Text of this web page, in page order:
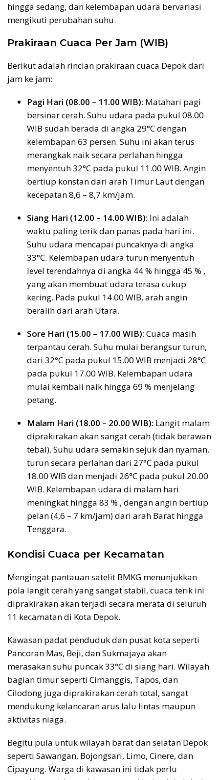
hingga sedang, dan kelembapan udara bervariasi
mengikuti perubahan suhu.
Prakiraan Cuaca Per Jam (WIB)
Berikut adalah rincian prakiraan cuaca Depok dari
jam ke jam:
Pagi Hari (08.00 – 11.00 WIB): Matahari pagi
bersinar cerah. Suhu udara pada pukul 08.00
WIB sudah berada di angka 29°C dengan
kelembapan 63 persen. Suhu ini akan terus
merangkak naik secara perlahan hingga
menyentuh 32°C pada pukul 11.00 WIB. Angin
bertiup konstan dari arah Timur Laut dengan
kecepatan 8,6 – 8,7 km/jam.
Siang Hari (12.00 – 14.00 WIB): Ini adalah
waktu paling terik dan panas pada hari ini.
Suhu udara mencapai puncaknya di angka
33°C. Kelembapan udara turun menyentuh
level terendahnya di angka 44 % hingga 45 % ,
yang akan membuat udara terasa cukup
kering. Pada pukul 14.00 WIB, arah angin
beralih dari arah Utara.
Sore Hari (15.00 – 17.00 WIB): Cuaca masih
terpantau cerah. Suhu mulai berangsur turun,
dari 32°C pada pukul 15.00 WIB menjadi 28°C
pada pukul 17.00 WIB. Kelembapan udara
mulai kembali naik hingga 69 % menjelang
petang.
Malam Hari (18.00 – 20.00 WIB): Langit malam
diprakirakan akan sangat cerah (tidak berawan
tebal). Suhu udara semakin sejuk dan nyaman,
turun secara perlahan dari 27°C pada pukul
18.00 WIB dan menjadi 26°C pada pukul 20.00
WIB. Kelembapan udara di malam hari
meningkat hingga 83 % , dengan angin bertiup
pelan (4,6 – 7 km/jam) dari arah Barat hingga
Tenggara.
Kondisi Cuaca per Kecamatan
Mengingat pantauan satelit BMKG menunjukkan
pola langit cerah yang sangat stabil, cuaca terik ini
diprakirakan akan terjadi secara merata di seluruh
11 kecamatan di Kota Depok.
Kawasan padat penduduk dan pusat kota seperti
Pancoran Mas, Beji, dan Sukmajaya akan
merasakan suhu puncak 33°C di siang hari. Wilayah
bagian timur seperti Cimanggis, Tapos, dan
Cilodong juga diprakirakan cerah total, sangat
mendukung kelancaran arus lalu lintas maupun
aktivitas niaga.
Begitu pula untuk wilayah barat dan selatan Depok
seperti Sawangan, Bojongsari, Limo, Cinere, dan
Cipayung. Warga di kawasan ini tidak perlu